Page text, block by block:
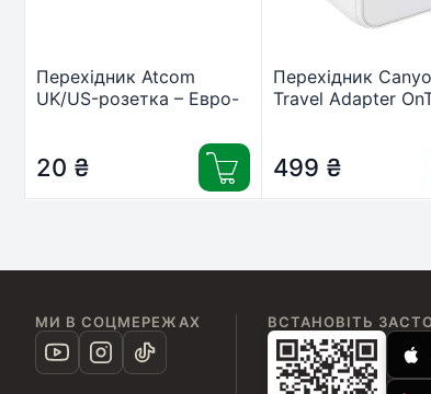
Перехідник Atcom
UK/US-розетка – Евро-
20 ₴
Перехідник
Travel Adapter
White (CNS-
499 ₴
МИ В СОЦМЕРЕЖАХ ВСТАНОВІТЬ